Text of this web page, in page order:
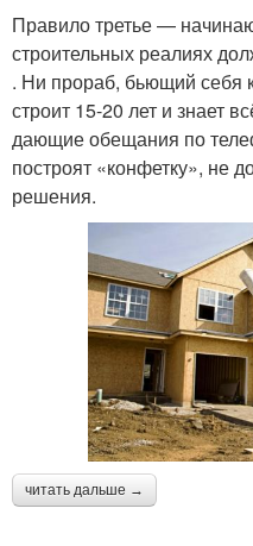
Правило третье —
строительных реалиях
. Ни прораб, бьющий себя
строит 15-20 лет и знает
дающие обещания по
построят «конфетку», не
решения.
читать дальше →